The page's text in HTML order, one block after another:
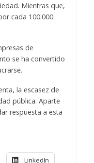
Mientras que,
cada 100.000
de
se ha convertido
la escasez de
pública. Aparte
respuesta a esta
LinkedIn